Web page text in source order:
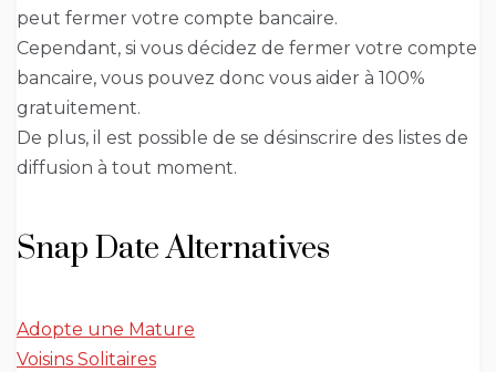
peut fermer votre compte bancaire.
Cependant, si vous décidez de fermer votre compte
bancaire, vous pouvez donc vous aider à 100%
gratuitement.
De plus, il est possible de se désinscrire des listes de
diffusion à tout moment.
Snap Date Alternatives
Adopte une Mature
Voisins Solitaires